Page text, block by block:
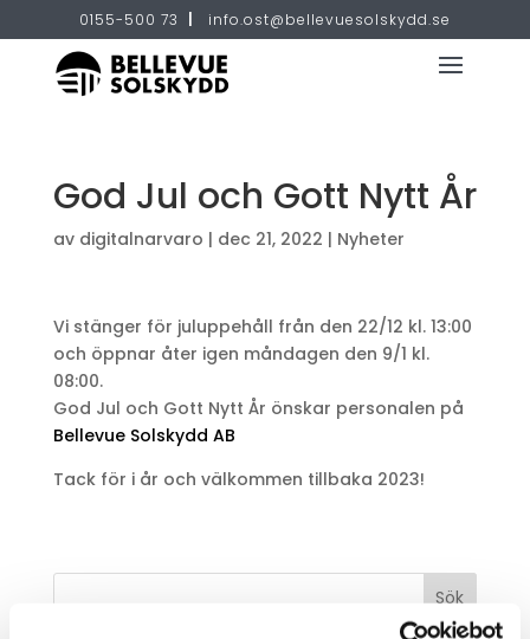
0155-500 73 info.ost@bellevuesolskydd.se
God Jul och Gott Nytt År
av digitalnarvaro | dec 21, 2022 | Nyheter
Vi stänger för juluppehåll från den 22/12 kl. 13:00
och öppnar åter igen måndagen den 9/1 kl.
08:00.
God Jul och Gott Nytt År önskar personalen på
Bellevue Solskydd AB
Tack för i år och välkommen tillbaka 2023!
Sök